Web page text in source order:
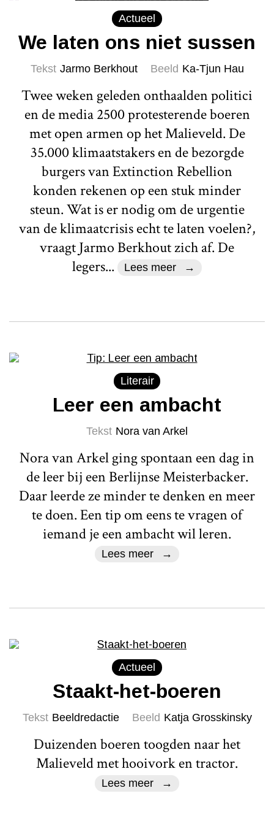
Actueel
We laten ons niet sussen
Tekst Jarmo Berkhout Beeld Ka-Tjun Hau
Twee weken geleden onthaalden politici
en de media 2500 protesterende boeren
met open armen op het Malieveld. De
35.000 klimaatstakers en de bezorgde
burgers van Extinction Rebellion
konden rekenen op een stuk minder
steun. Wat is er nodig om de urgentie
van de klimaatcrisis echt te laten voelen?,
vraagt Jarmo Berkhout zich af. De
legers...
Lees meer
Literair
Leer een ambacht
Tekst Nora van Arkel
Nora van Arkel ging spontaan een dag in
de leer bij een Berlijnse Meisterbacker.
Daar leerde ze minder te denken en meer
te doen. Een tip om eens te vragen of
iemand je een ambacht wil leren.
Lees meer
Actueel
Staakt-het-boeren
Tekst Beeldredactie Beeld Katja Grosskinsky
Duizenden boeren toogden naar het
Malieveld met hooivork en tractor.
Lees meer